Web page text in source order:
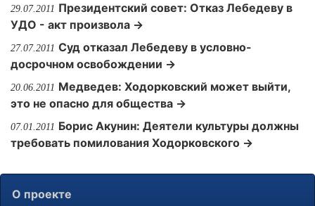
29.07.2011 Президентский совет: Отказ Лебедеву в
УДО - акт произвола →
27.07.2011 Суд отказал Лебедеву в условно-
досрочном освобождении →
20.06.2011 Медведев: Ходорковский может выйти,
это не опасно для общества →
07.01.2011 Борис Акунин: Деятели культуры должны
требовать помилования Ходорковского →
О проекте